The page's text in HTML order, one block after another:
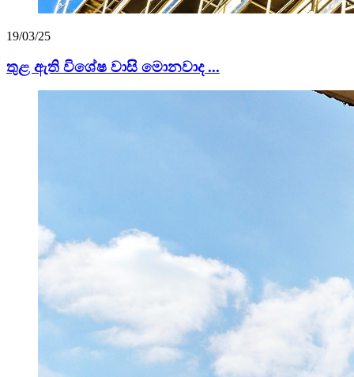
19/03/25
තුළ ඇති විශේෂ වාසි මොනවාද ...